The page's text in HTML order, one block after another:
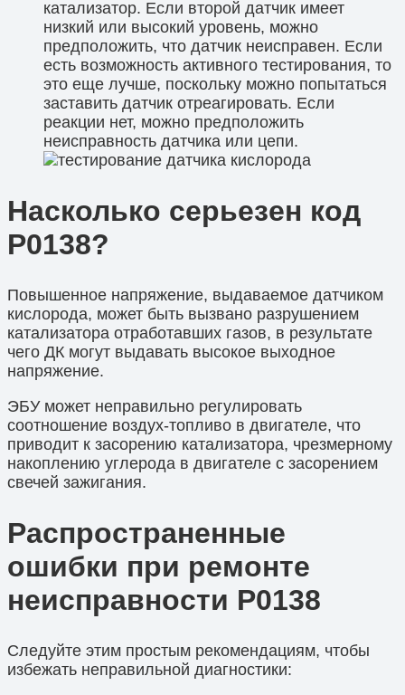
катализатор. Если второй датчик имеет
низкий или высокий уровень, можно
предположить, что датчик неисправен. Если
есть возможность активного тестирования, то
это еще лучше, поскольку можно попытаться
заставить датчик отреагировать. Если
реакции нет, можно предположить
неисправность датчика или цепи.
Насколько серьезен код
P0138?
Повышенное напряжение, выдаваемое датчиком
кислорода, может быть вызвано разрушением
катализатора отработавших газов, в результате
чего ДК могут выдавать высокое выходное
напряжение.
ЭБУ может неправильно регулировать
соотношение воздух-топливо в двигателе, что
приводит к засорению катализатора, чрезмерному
накоплению углерода в двигателе с засорением
свечей зажигания.
Распространенные
ошибки при ремонте
неисправности P0138
Следуйте этим простым рекомендациям, чтобы
избежать неправильной диагностики: